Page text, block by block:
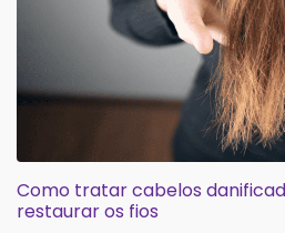
Como tratar cabelos
restaurar os fios